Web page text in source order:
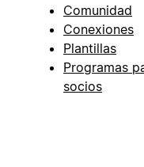
Comunidad
Conexiones
Plantillas
Programas
socios